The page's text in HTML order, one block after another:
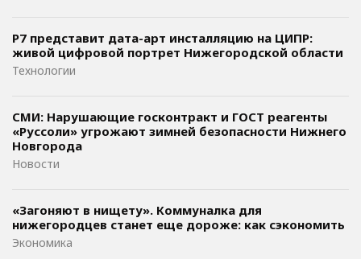
Р7 представит дата-арт инсталляцию на ЦИПР:
живой цифровой портрет Нижегородской области
Технологии
СМИ: Нарушающие госконтракт и ГОСТ реагенты
«Руссоли» угрожают зимней безопасности Нижнего
Новгорода
Новости
«Загоняют в нищету». Коммуналка для
нижегородцев станет еще дороже: как сэкономить
Экономика